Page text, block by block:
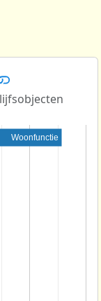
Woonfunctie